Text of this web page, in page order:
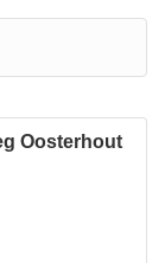
Oosterhout